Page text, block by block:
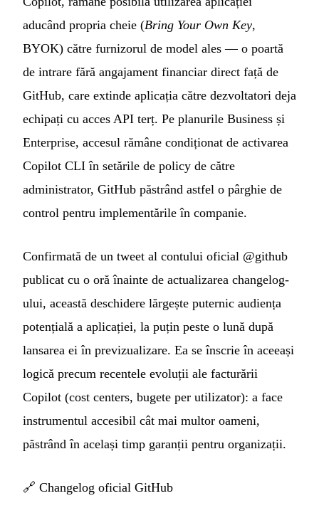
aducând propria cheie (Bring Your Own Key,
BYOK) către furnizorul de model ales — o poartă
de intrare fără angajament financiar direct față de
GitHub, care extinde aplicația către dezvoltatori deja
echipați cu acces API terț. Pe planurile Business și
Enterprise, accesul rămâne condiționat de activarea
Copilot CLI în setările de policy de către
administrator, GitHub păstrând astfel o pârghie de
control pentru implementările în companie.
Confirmată de un tweet al contului oficial @github
publicat cu o oră înainte de actualizarea changelog-
ului, această deschidere lărgește puternic audiența
potențială a aplicației, la puțin peste o lună după
lansarea ei în previzualizare. Ea se înscrie în aceeași
logică precum recentele evoluții ale facturării
Copilot (cost centers, bugete per utilizator): a face
instrumentul accesibil cât mai multor oameni,
păstrând în același timp garanții pentru organizații.
🔗 Changelog oficial GitHub